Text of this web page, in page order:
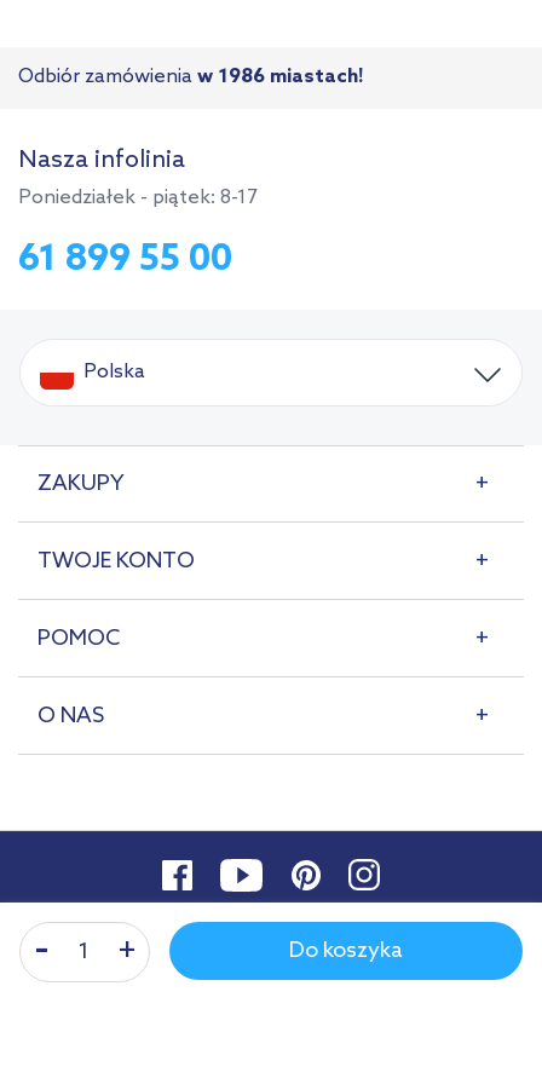
Do koszyka
Odbiór zamówienia w 1986 miastach!
Nasza infolinia
Poniedziałek - piątek: 8-17
61 899 55 00
Polska
ZAKUPY
TWOJE KONTO
POMOC
O NAS